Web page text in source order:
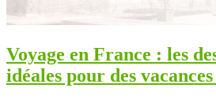
Voyage en France : les
idéales pour des